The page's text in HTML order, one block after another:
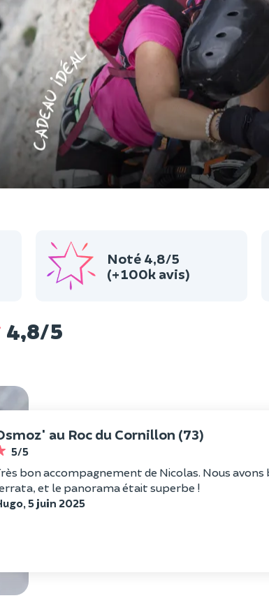
Noté 4,8/5
(+100k avis)
4,8/5
au Roc du Cornillon (73)
5/5
bon accompagnement de Nicolas. Nous
et le panorama était superbe !
5 juin 2025